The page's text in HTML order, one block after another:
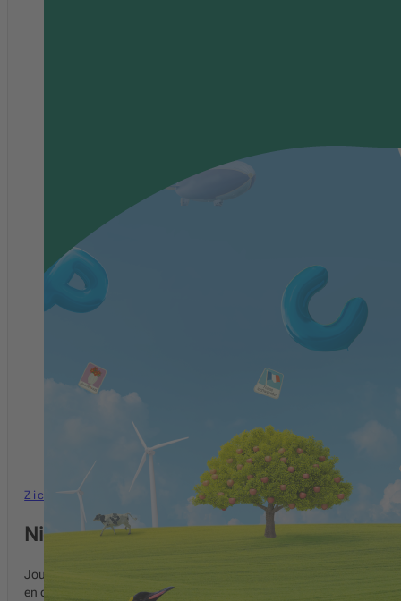
Zichtzending
Nieuw Nederlands Junior Taal en Spelling
Jouw leerlingen motiveren voor taal en spelling? Ontdek Nieuw
en de digitale omgeving, en ervaar direct het verschil.